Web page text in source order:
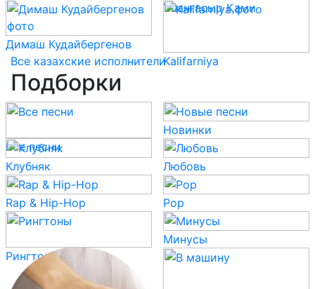
Ұланғасыр Қами
Димаш Кудайбергенов
Kalifarniya
Все казахские исполнители
Подборки
Все песни
Новинки
Клубняк Любовь
Rap & Hip-Hop Pop
Рингтоны
Минусы